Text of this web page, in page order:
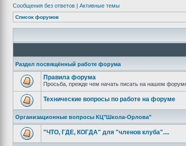
Сообщения без ответов | Активные темы
Список форумов
Раздел посвящённый работе форума
Правила форума
Просьба, прежде чем начать писать на нашем
Технические вопросы по работе на форуме
Организационные вопросы КЦ"Школа-Орлова"
"ЧТО, ГДЕ, КОГДА" для "членов клуба"....